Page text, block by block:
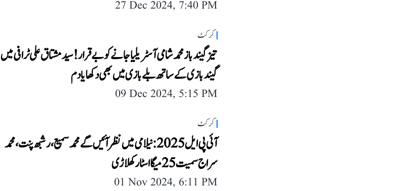
27 Dec 2024, 7:40 PM
کرکٹ
تیز گیندباز محمد شامی آسٹریلیا جانے کو بے قرار! سید مشتاق علی ٹرافی میں
گیندبازی کے ساتھ بلے بازی میں بھی دکھایا دم
09 Dec 2024, 5:15 PM
کرکٹ
آئی پی ایل 2025: نیلامی میں نظر آئیں گے محمد سمیع، رشبھ پنت، محمد
سراج سمیت 25 میگا اسٹار کھلاڑی
01 Nov 2024, 6:11 PM